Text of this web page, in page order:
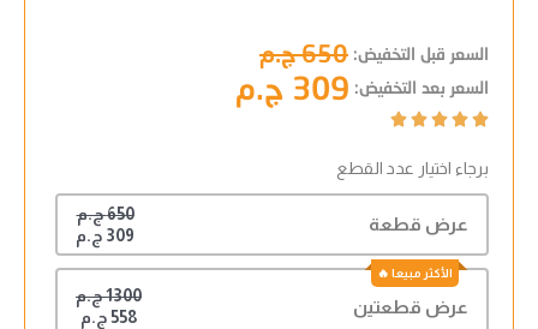
السعر قبل التخفيض: 650 ج.م
السعر بعد التخفيض: 309 ج.م





برجاء اختيار عدد القطع
عرض قطعة
650 ج.م
309 ج.م
عرض قطعتين
1300 ج.م
558 ج.م